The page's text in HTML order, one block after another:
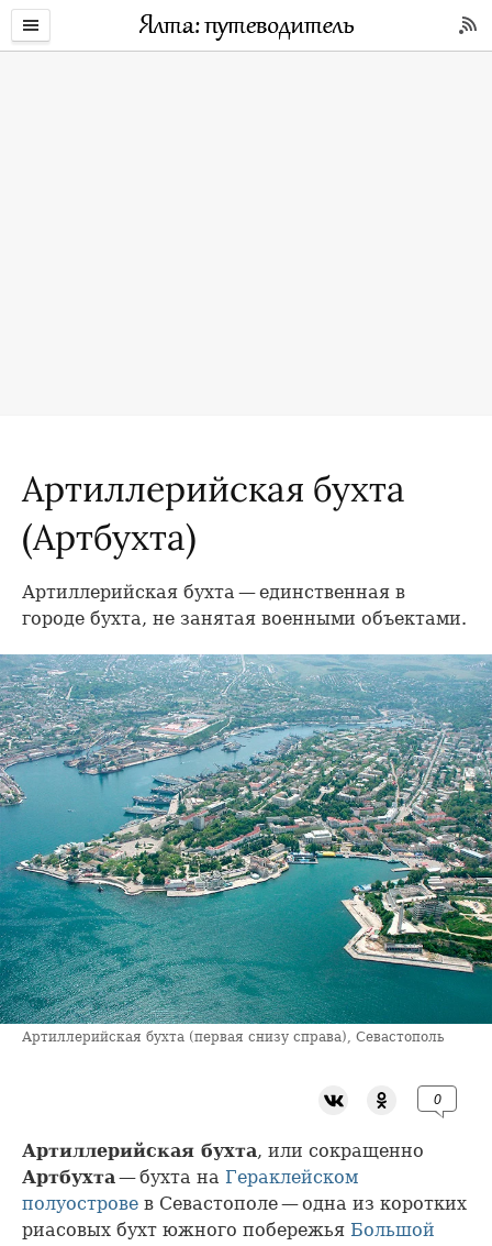
Артиллерийская бухта
(Артбухта)
Артиллерийская бухта — единственная в
городе бухта, не занятая военными объектами.
Артиллерийская бухта (первая снизу справа), Севастополь
0
Артиллерийская бухта, или сокращенно
Артбухта— бухта на Гераклейском
полуострове в Севастополе — одна из коротких
риасовых бухт южного побережья Большой